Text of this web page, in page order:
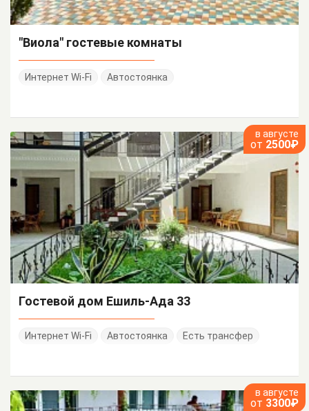
"Виола" гостевые комнаты
Интернет Wi-Fi Автостоянка
в августе
от 2500₽
Гостевой дом Ешиль-Ада 33
Интернет Wi-Fi Автостоянка Есть трансфер
в августе
от 3300₽